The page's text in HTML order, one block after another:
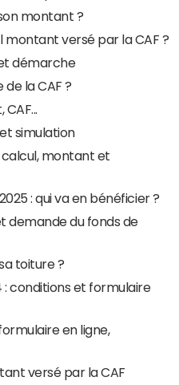
montant ?
versé par la CAF ?
démarche
de la CAF ?
simulation
calcul, montant et
: qui va en bénéficier ?
demande du fonds de
toiture ?
conditions et formulaire
en ligne,
versé par la CAF